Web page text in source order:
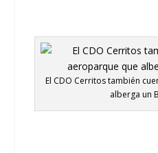
El CDO Cerritos también
alberga un